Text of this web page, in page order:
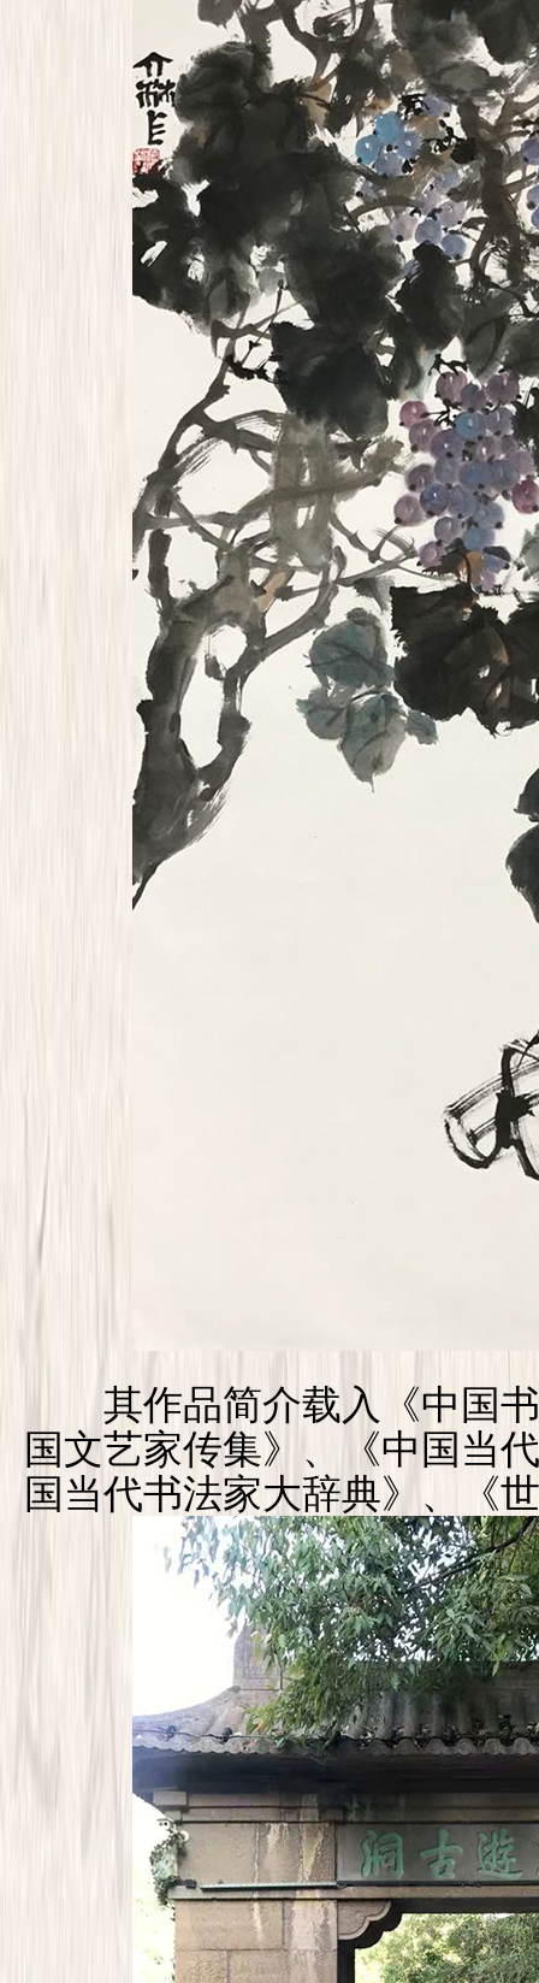
其作品简介载入《中国书
国文艺家传集》、《中国当
国当代书法家大辞典》、《